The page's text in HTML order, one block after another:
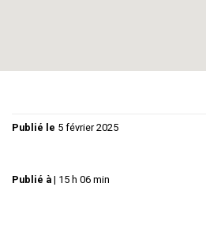
Publié le 5 février 2025
Publié à | 15 h 06 min